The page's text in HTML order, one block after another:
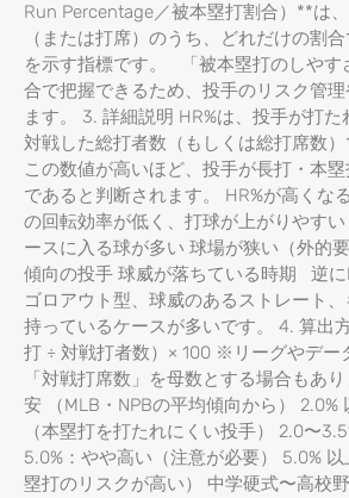
Run Percentage／被本塁打割合）**は
（または打席）のうち、どれだけの割
を示す指標です。 「被本塁打のしやす
合で把握できるため、投手のリスク管
ます。 3. 詳細説明 HR%は、投手が打た
対戦した総打者数（もしくは総打席数）
この数値が高いほど、投手が長打・本
であると判断されます。 HR%が高くな
の回転効率が低く、打球が上がりやす
ースに入る球が多い 球場が狭い（外的
傾向の投手 球威が落ちている時期 逆に
ゴロアウト型、球威のあるストレート
持っているケースが多いです。 4. 算出
打 ÷ 対戦打者数）× 100 ※リーグやデー
「対戦打席数」を母数とする場合もあ
安 （MLB・NPBの平均傾向から） 2.0%
（本塁打を打たれにくい投手） 2.0〜
5.0%：やや高い（注意が必要） 5.0%
塁打のリスクが高い） 中学硬式〜高校